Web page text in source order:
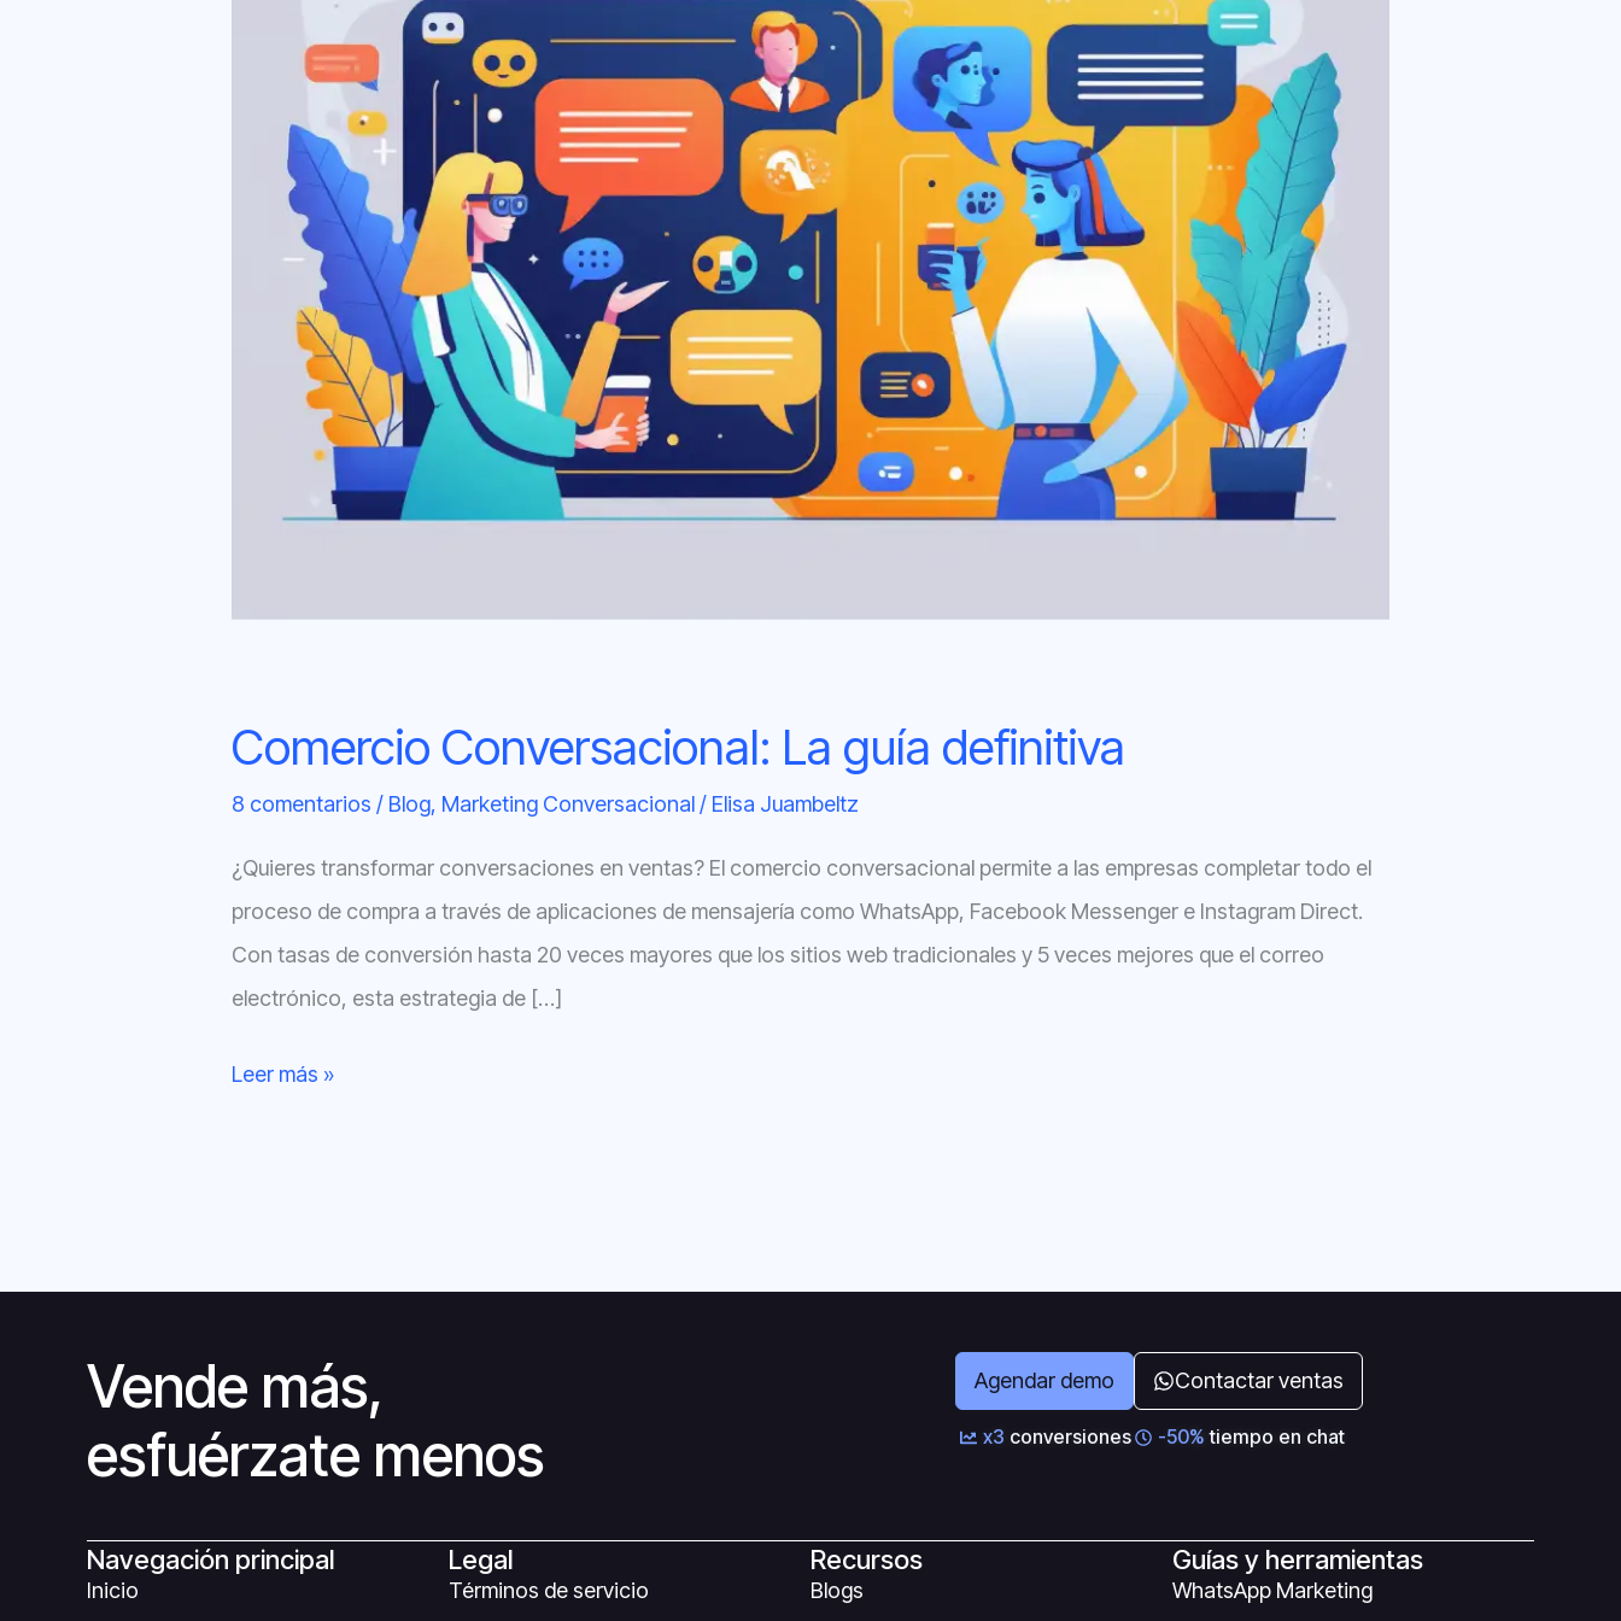
Comercio Conversacional: La guía definitiva
8 comentarios / Blog, Marketing Conversacional/ Elisa Juambeltz
¿Quieres transformar conversaciones en ventas? El comercio conversacional permite a las empresas completar todo el
proceso de compra a través de aplicaciones de mensajería como WhatsApp, Facebook Messenger e Instagram Direct.
Con tasas de conversión hasta 20 veces mayores que los sitios web tradicionales y 5 veces mejores que el correo
electrónico, esta estrategia de […]
definitiva
Leer más »
Vende más,
esfuérzate menos
Agendar demo Contactar ventas
x3 conversiones -50% tiempo en chat
Navegación principal
Inicio
Legal
Términos de servicio
Recursos
Blogs
Guías y herramientas
WhatsApp Marketing